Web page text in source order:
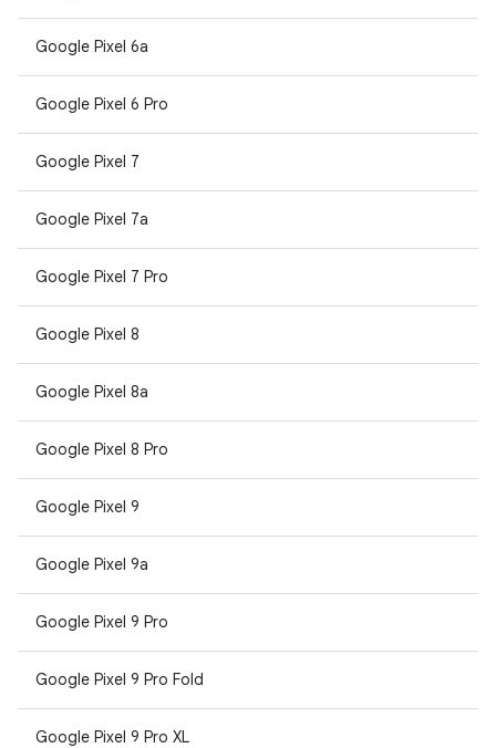
Google Pixel 6a
Google Pixel 6 Pro
Google Pixel 7
Google Pixel 7a
Google Pixel 7 Pro
Google Pixel 8
Google Pixel 8a
Google Pixel 8 Pro
Google Pixel 9
Google Pixel 9a
Google Pixel 9 Pro
Google Pixel 9 Pro Fold
Google Pixel 9 Pro XL